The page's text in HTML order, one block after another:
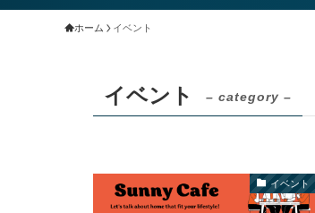
ホーム イベント
イベント – category –
イベント